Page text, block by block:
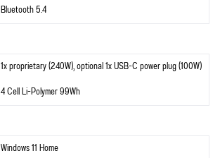
Bluetooth 5.4
1x proprietary (240W), optional 1x USB-C power plug (100W)
4 Cell Li-Polymer 99Wh
Windows 11 Home